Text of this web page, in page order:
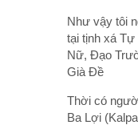
Như vậy tôi
tại tịnh xá
Nữ, Đạo
Già Đề
Thời có
Ba Lợi